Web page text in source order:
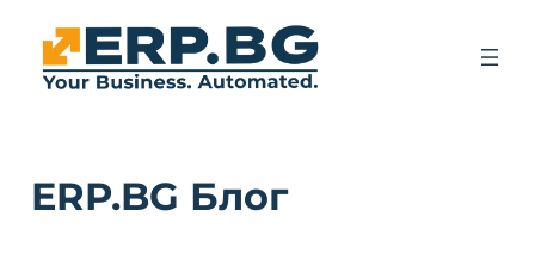
ERP.BG Блог